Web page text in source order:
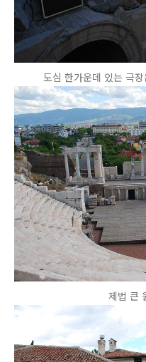
도심 한가운데 있는 극
제법 큰